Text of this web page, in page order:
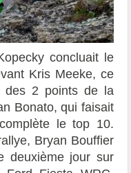
concluait le
Kris Meeke, ce
des 2 points de la
Bonato, qui faisait
le top 10.
Bryan Bouffier
deuxième jour sur